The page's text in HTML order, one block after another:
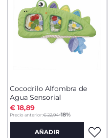
Cocodrilo Alfombra de
Agua Sensorial
Precio anterior:€ 22,94-18%
to
€ 18,89
AÑADIR